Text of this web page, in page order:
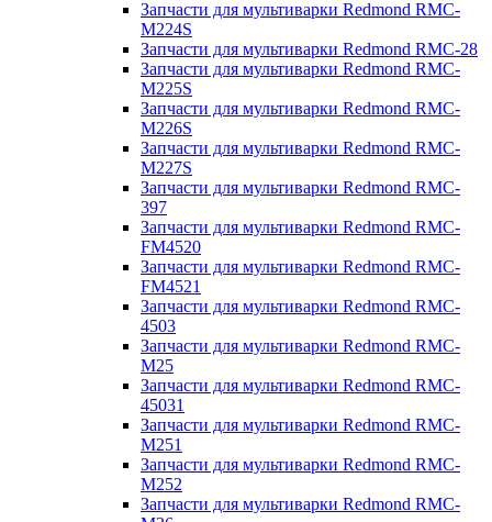
Запчасти для мультиварки Redmond RMC-
M224S
Запчасти для мультиварки Redmond RMC-28
Запчасти для мультиварки Redmond RMC-
M225S
Запчасти для мультиварки Redmond RMC-
M226S
Запчасти для мультиварки Redmond RMC-
M227S
Запчасти для мультиварки Redmond RMC-
397
Запчасти для мультиварки Redmond RMC-
FM4520
Запчасти для мультиварки Redmond RMC-
FM4521
Запчасти для мультиварки Redmond RMC-
4503
Запчасти для мультиварки Redmond RMC-
M25
Запчасти для мультиварки Redmond RMC-
45031
Запчасти для мультиварки Redmond RMC-
M251
Запчасти для мультиварки Redmond RMC-
M252
Запчасти для мультиварки Redmond RMC-